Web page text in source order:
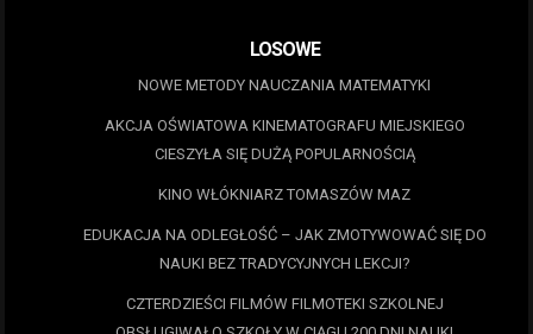
LOSOWE
NOWE METODY NAUCZANIA MATEMATYKI
AKCJA OŚWIATOWA KINEMATOGRAFU MIEJSKIEGO
CIESZYŁA SIĘ DUŻĄ POPULARNOŚCIĄ
KINO WŁÓKNIARZ TOMASZÓW MAZ
EDUKACJA NA ODLEGŁOŚĆ – JAK ZMOTYWOWAĆ SIĘ DO
NAUKI BEZ TRADYCYJNYCH LEKCJI?
CZTERDZIEŚCI FILMÓW FILMOTEKI SZKOLNEJ